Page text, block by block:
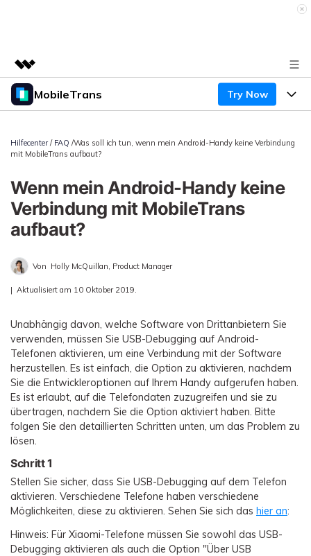
Top-Produkte
Dienstprogramme
Überblick
Presseraum
Shop
Support
MobileTrans Try Now
Desktop
Mobile
Funktionen
Lösungen
Ressourcen
Handydatenübertragung
Handy-Backup & Wiederherstellung
WhatsApp Manager
WEITERE THEMEN ERKUNDEN
Preise
Preise für Windows
Preise für Mac
Geschäftsplan
Bildungsplan
Lernen & Unterstützung
Lernen
Hilfe erhalten Herunterladen
Hilfecenter/ FAQ /Was soll ich tun, wenn mein Android-Handy keine Verbindung
mit MobileTrans aufbaut?
Wenn mein Android-Handy keine
Verbindung mit MobileTrans
aufbaut?
Von Holly McQuillan, Product Manager
| Aktualisiert am 10 Oktober 2019.
Unabhängig davon, welche Software von Drittanbietern Sie
verwenden, müssen Sie USB-Debugging auf Android-
Telefonen aktivieren, um eine Verbindung mit der Software
herzustellen. Es ist einfach, die Option zu aktivieren, nachdem
Sie die Entwickleroptionen auf Ihrem Handy aufgerufen haben.
Es ist erlaubt, auf die Telefondaten zuzugreifen und sie zu
übertragen, nachdem Sie die Option aktiviert haben. Bitte
folgen Sie den detaillierten Schritten unten, um das Problem zu
lösen.
Schritt 1
Stellen Sie sicher, dass Sie USB-Debugging auf dem Telefon
aktivieren. Verschiedene Telefone haben verschiedene
Möglichkeiten, diese zu aktivieren. Sehen Sie sich das hier an:
Hinweis: Für Xiaomi-Telefone müssen Sie sowohl das USB-
Debugging aktivieren als auch die Option "Über USB